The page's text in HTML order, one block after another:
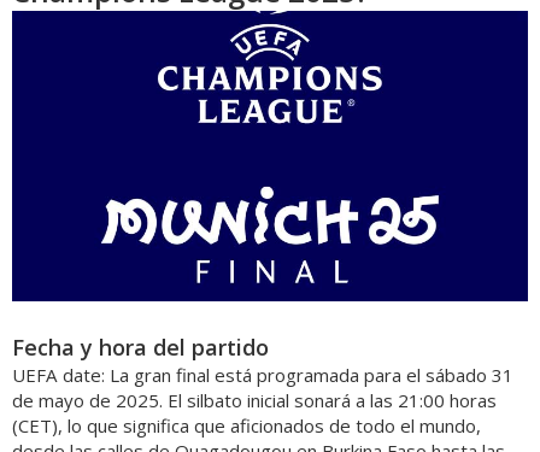
Fecha y hora del partido
UEFA date: La gran final está programada para el sábado 31
de mayo de 2025. El silbato inicial sonará a las 21:00 horas
(CET), lo que significa que aficionados de todo el mundo,